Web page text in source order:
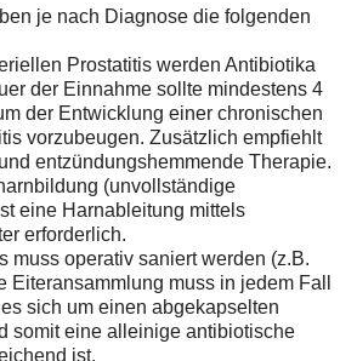
je nach Diagnose die folgenden
Prostatitis werden Antibiotika
der Einnahme sollte mindestens 4
der Entwicklung einer chronischen
vorzubeugen. Zusätzlich empfiehlt
entzündungshemmende Therapie.
(unvollständige
eine Harnableitung mittels
erforderlich.
muss operativ saniert werden (z.B.
Eiteransammlung muss in jedem Fall
sich um einen abgekapselten
somit eine alleinige antibiotische
ist.